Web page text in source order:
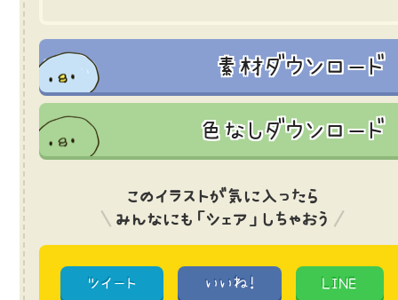
素材ダウンロード
色なしダウンロード
このイラストが気に入ったら
みんなにも「シェア」しちゃおう
ツイート いいね! LINE